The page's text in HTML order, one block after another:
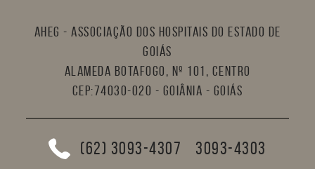
AHEG - Associação dos Hospitais do Estado de
Goiás
Alameda Botafogo, nº 101, Centro
CEP:74030-020 - Goiânia - Goiás
(62) 3093-4307 3093-4303